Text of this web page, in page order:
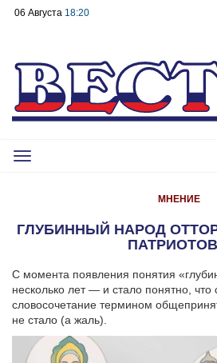
06 Августа 18:20
Toggle
МНЕНИЕ
ГЛУБИННЫЙ НАРОД
С момента появления понятия
несколько лет — и стало понятно, что
словосочетание термином
не стало (а жаль).